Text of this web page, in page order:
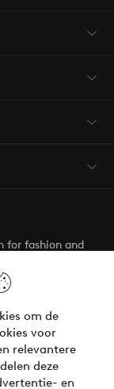
om de
voor
relevantere
deze
en
for fashion and
is here!